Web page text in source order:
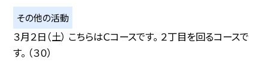
その他の活動
３月２日（土） こちらはＣコースです。 ２丁目を回るコースで
す。 （３０）